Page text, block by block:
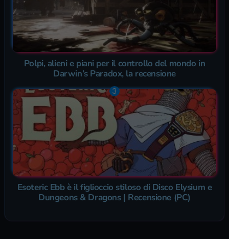
Polpi, alieni e piani per il controllo del mondo in
Darwin’s Paradox, la recensione
Esoteric Ebb è il figlioccio stiloso di Disco Elysium e
Dungeons & Dragons | Recensione (PC)